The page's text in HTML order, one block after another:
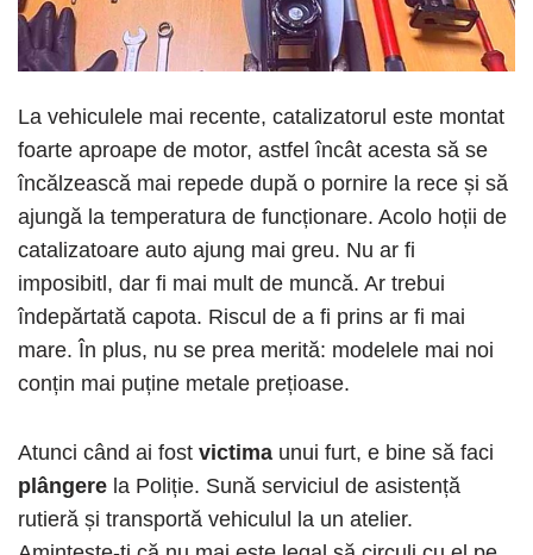
La vehiculele mai recente, catalizatorul este montat
foarte aproape de motor, astfel încât acesta să se
încălzească mai repede după o pornire la rece și să
ajungă la temperatura de funcționare. Acolo hoții de
catalizatoare auto ajung mai greu. Nu ar fi
imposibitl, dar fi mai mult de muncă. Ar trebui
îndepărtată capota. Riscul de a fi prins ar fi mai
mare. În plus, nu se prea merită: modelele mai noi
conțin mai puține metale prețioase.
Atunci când ai fost victima unui furt, e bine să faci
plângere la Poliție. Sună serviciul de asistență
rutieră și transportă vehiculul la un atelier.